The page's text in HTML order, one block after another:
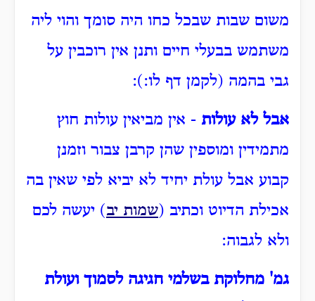
משום שבות שבכל כחו היה סומך והוי ליה
משתמש בבעלי חיים ותנן אין רוכבין על
גבי בהמה (לקמן דף לו:):
אבל לא עולות - אין מביאין עולות חוץ
מתמידין ומוספין שהן קרבן צבור וזמנן
קבוע אבל עולת יחיד לא יביא לפי שאין בה
אכילת הדיוט וכתיב (שמות יב) יעשה לכם
ולא לגבוה:
גמ' מחלוקת בשלמי חגיגה לסמוך ועולת